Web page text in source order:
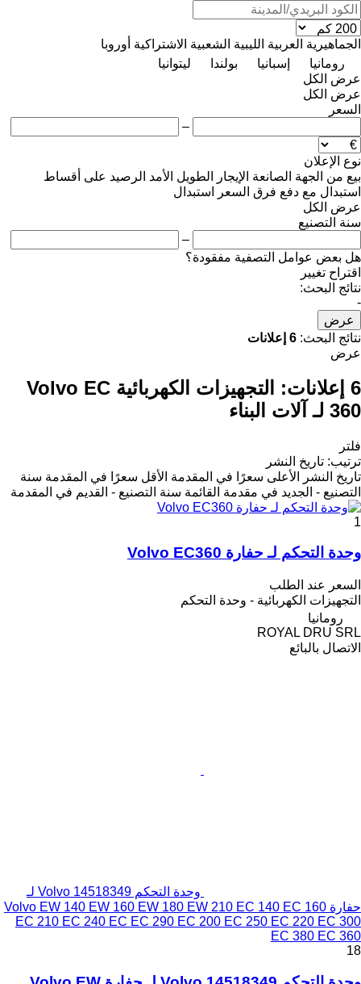
الجماهيرية العربية الليبية الشعبية الاشتراكية أوروبا
رومانيا
إسبانيا بولندا
ليتوانيا
عرض الكل
عرض الكل
السعر
–
نوع الإعلان
بيع من الجهة الصانعة الإيجار الطويل الأمد الرصيد على أقساط
استبدال مع دفع فرق السعر
استبدال
عرض الكل
سنة التصنيع
–
هل بعض عوامل التصفية مفقودة؟
اقتراح تغيير
نتائج البحث:
-
عرض
نتائج البحث: 6 إعلانات
عرض
6 إعلانات:
التجهيزات الكهربائية Volvo EC
360 لـ آلات البناء
فلتر
ترتيب: تاريخ النشر
تاريخ النشر
الأعلى سعرًا في المقدمة الأقل سعرًا في المقدمة سنة
التصنيع - الجديد في مقدمة القائمة سنة التصنيع - القديم في المقدمة
1
وحدة التحكم لـ حفارة Volvo EC360
السعر عند الطلب
التجهيزات الكهربائية - وحدة التحكم
رومانيا
ROYAL DRU SRL
الاتصال بالبائع
وحدة التحكم Volvo 14518349 لـ
حفارة Volvo EW 140 EW 160 EW 180 EW 210 EC 140 EC 160
EC 210 EC 240 EC EC 290 EC 200 EC 250 EC 220 EC 300
EC 380 EC 360
18